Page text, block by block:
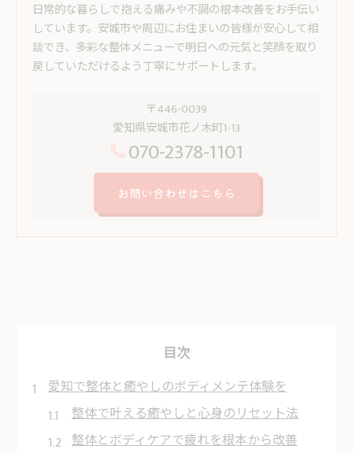
日常的な暮らしで抱える痛みや不調の根本改善をお手伝い
しています。安城市や周辺にお住まいの皆様が安心して相
談でき、多彩な整体メニューで明日への元気と笑顔を取り
戻していただけるよう丁寧にサポートします。
〒446-0039
愛知県安城市花ノ木町1-13
070-2378-1101
お問い合わせはこちら
目次
愛知で整体と癒やしのボディメンテ体験を
整体で叶える癒やしと心身のリセット法
整体とボディケアで疲れを根本から改善